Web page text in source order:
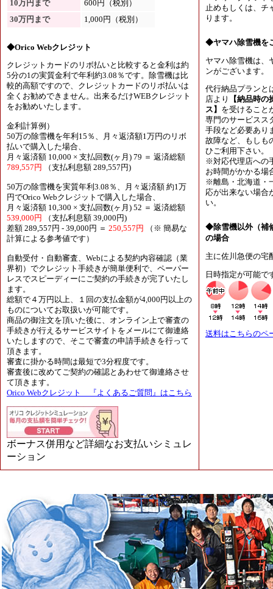
10万円まで
600円（税別）
30万円まで
1,000円（税別）
◆Orico Webクレジット
クレジットカードのリボ払いと比較すると金利は約
5分の1の実質金利で年利約3.08％です。除雪機は比
較的高額ですので、クレジットカードのリボ払いは
全くお勧めできません。出来るだけWEBクレジット
をお勧めいたします。
金利計算例）
50万の除雪機を年利15％、月々返済額1万円のリボ
払いで購入した場合、
月々返済額 10,000 × 支払回数(ヶ月) 79 ＝ 返済総額
789,557円
（支払利息額 289,557円)
50万の除雪機を実質年利3.08％、月々返済額 約1万
円でOrico Webクレジットで購入した場合、
月々返済額 10,300 × 支払回数(ヶ月) 52 ＝ 返済総額
539,000円
（支払利息額 39,000円)
差額 289,557円 - 39,000円 ＝ 250,557円
（※ 簡易な
計算による参考値です）
自動受付・自動審査、Webによる契約内容確認（業
界初）でクレジット手続きが簡単便利で、ペーパー
レスでスピーディーにご契約の手続きが完了いたし
ます。
総額で４万円以上、１回の支払金額が4,000円以上の
ものについてお取扱いが可能です。
商品の御注文を頂いた後に、オンライン上で審査の
手続きが行えるサービスサイトをメールにて御連絡
いたしますので、そこで審査の申請手続きを行って
頂きます。
審査に掛かる時間は最短で3分程度です。
審査後に改めてご契約の確認とあわせて御連絡させ
て頂きます。
Orico Webクレジット 『よくあるご質問』はこちら
ボーナス併用など詳細なお支払いシミュレ
ーション
止めもしくは、チ
ります。
◆ヤマハ除雪機を
ヤマハ除雪機は、
ンがございます。
代行納品プランと
店より
【納品時
ス】 を受けること
専門のサービスス
手段など必要あり
故障など、もしも
ひご利用下さい。
※対応代理店への
お時間がかかる場
※離島・北海道・
応が出来ない場合
い。
◆除雪機以外（補
の場合
主に佐川急便の宅
日時指定が可能で
送料はこちらのペ